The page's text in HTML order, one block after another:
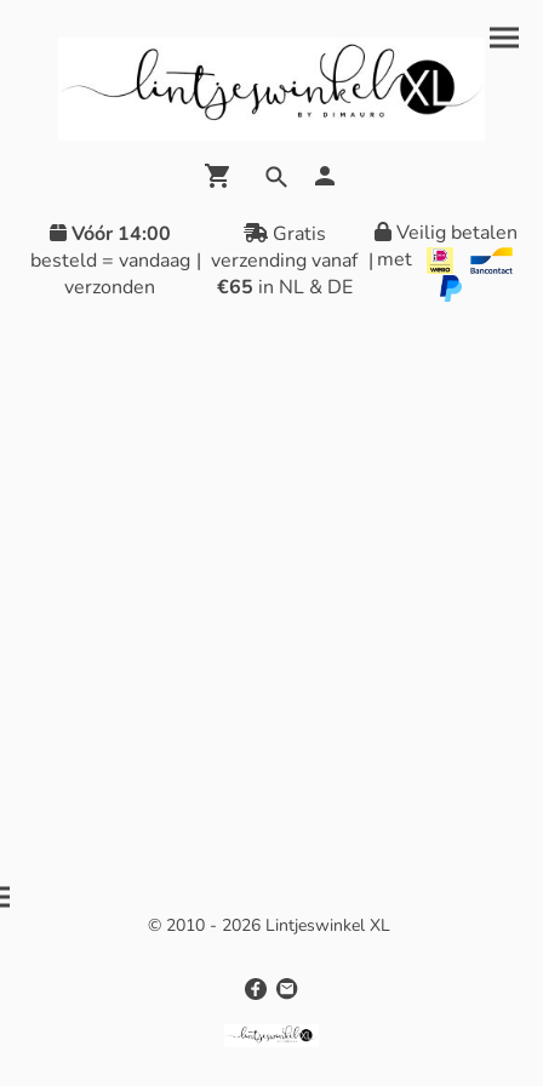
Vóór 14:00
besteld = vandaag
verzonden
|
Gratis
verzending vanaf
€65 in NL & DE
|
Veilig betalen
met
© 2010 - 2026 Lintjeswinkel XL